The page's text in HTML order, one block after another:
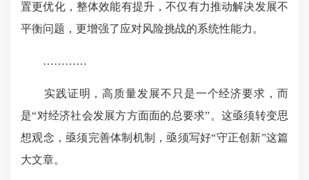
置更优化，整体效能有提升，不仅有力推动解决发展不
平衡问题，更增强了应对风险挑战的系统性能力。
…………
实践证明，高质量发展不只是一个经济要求，而
是“对经济社会发展方方面面的总要求”。这亟须转变思
想观念，亟须完善体制机制，亟须写好“守正创新”这篇
大文章。